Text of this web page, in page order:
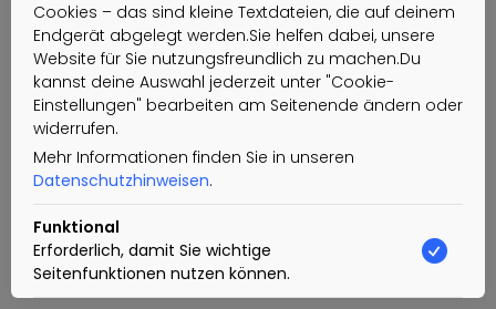
Cookies – das sind kleine Textdateien, die auf deinem
Endgerät abgelegt werden.Sie helfen dabei, unsere
Website für Sie nutzungsfreundlich zu machen.Du
kannst deine Auswahl jederzeit unter "Cookie-
Einstellungen" bearbeiten am Seitenende ändern oder
widerrufen.
Mehr Informationen finden Sie in unseren
Datenschutzhinweisen.
Funktional
Erforderlich, damit Sie wichtige
Seitenfunktionen nutzen können.